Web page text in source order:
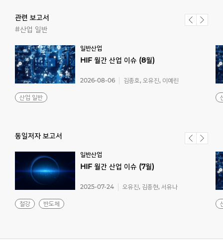
관련 보고서
#산업 일반
일반산업
HIF 월간 산업 이슈 (8월)
산업 일반
2026-08-06 김종호, 오유진, 이예린
동일저자 보고서
일반산업
HIF 월간 산업 이슈 (7월)
철강 반도체
2025-07-24 오유진, 김종현, 서유나